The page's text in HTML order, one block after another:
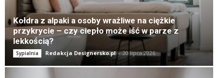
Kołdra z alpaki a osoby wrażliwe na ciężkie
przykrycie – czy ciepło może iść w parze z
lekkością?
Sypialnia Redakcja Designersko.pl - 20 lipca 2026